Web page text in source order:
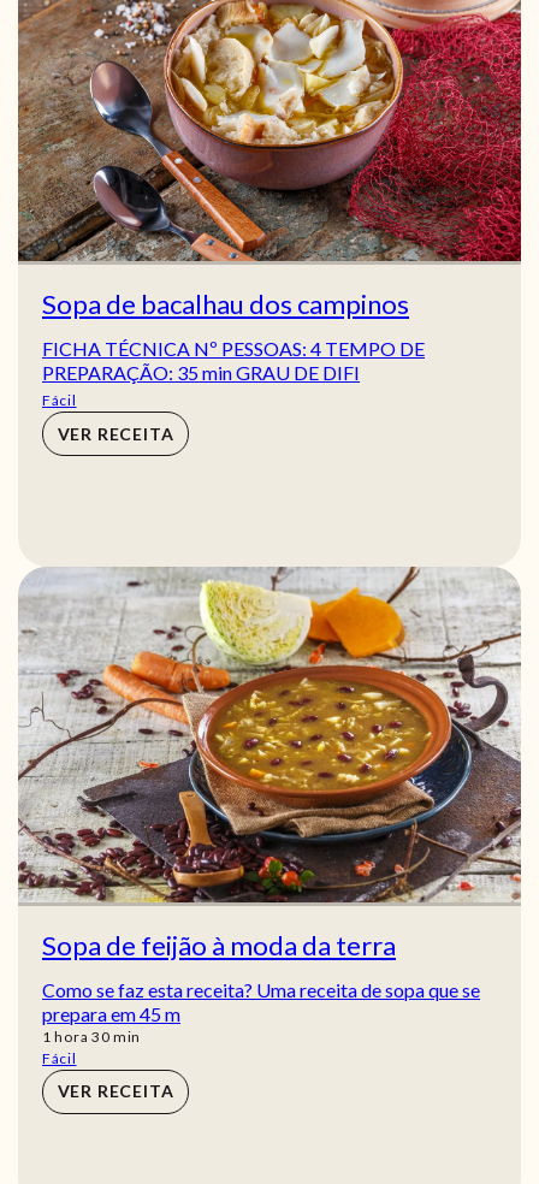
Sopa de bacalhau dos campinos
FICHA TÉCNICA Nº PESSOAS: 4 TEMPO DE
PREPARAÇÃO: 35 min GRAU DE DIFI
Fácil
VER RECEITA
Sopa de feijão à moda da terra
Como se faz esta receita? Uma receita de sopa que se
prepara em 45 m
1 hora
hora 30min
min
Fácil
VER RECEITA